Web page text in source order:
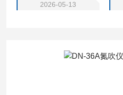
2026-05-13